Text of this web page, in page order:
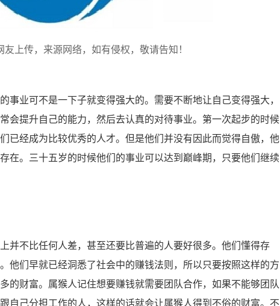
上传，来源网络，如有侵权，敬请告知！
业可不是一下子就变得强大的。需要不断地让自己变得强大，
会提升自己的能力，然后去认真的对待事业。第一次起步的时候
已经成为比较优秀的人才。但是他们并没有因此而觉得自傲，他
在。三十五岁的时候他们的事业可以达到巅峰期，只要他们继续
不比任何人差，甚至还要比普遍的人要好很多。他们懂得存
他们早就已经洞悉了社会中的赚钱法则，所以只要按照这样的方
的财富。属猴人记住想要赚钱就需要团队合作，如果不能够团队
自己分担工作的人，这样的话就会让属猴人得到不俗的财富。不